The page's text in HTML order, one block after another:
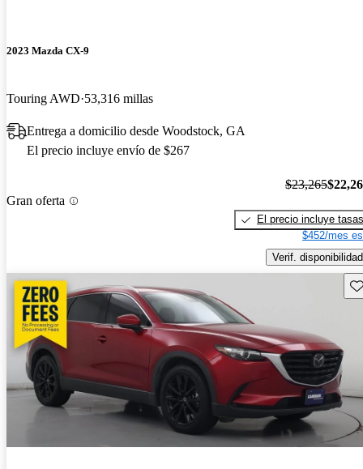
2023 Mazda CX-9
Touring AWD 53,316 millas
Entrega a domicilio desde Woodstock, GA
El precio incluye envío de $267
Gran oferta
$23,265
El precio incluye tasas
$452/mes
Verif. disponibilidad